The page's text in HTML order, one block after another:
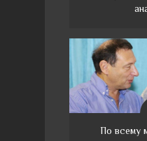
По всему